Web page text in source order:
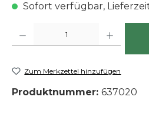
Sofort verfügbar,
Zum Merkzettel hinzufügen
Produktnummer: 637020